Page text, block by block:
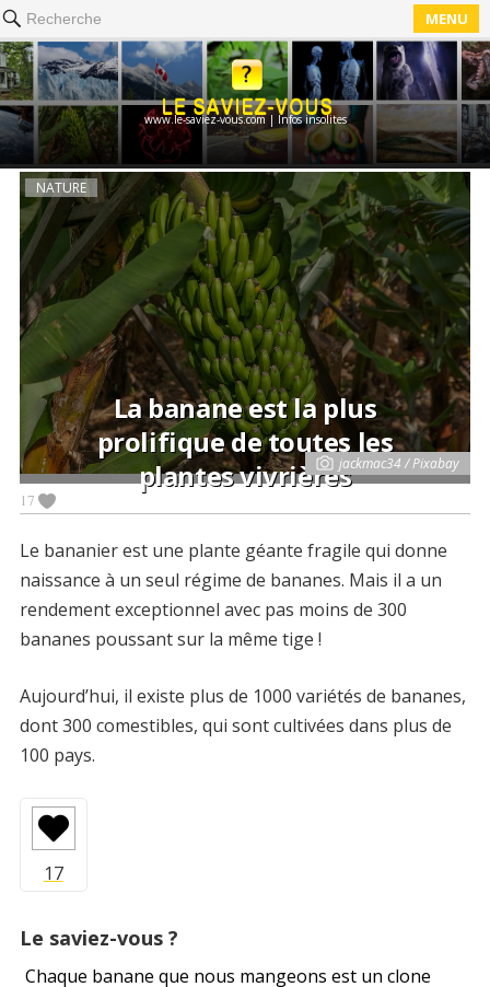
Recherche MENU
www.le-saviez-vous.com | Infos insolites
NATURE
La banane est la plus
prolifique de toutes les
plantes vivrièresjackmac34 / Pixabay
17
Le bananier est une plante géante fragile qui donne
naissance à un seul régime de bananes. Mais il a un
rendement exceptionnel avec pas moins de 300
bananes poussant sur la même tige !
Aujourd’hui, il existe plus de 1000 variétés de bananes,
dont 300 comestibles, qui sont cultivées dans plus de
100 pays.
Le saviez-vous ?
Chaque banane que nous mangeons est un clone